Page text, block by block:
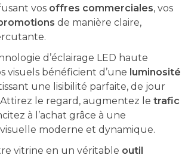
vos offres commerciales, vos
de manière claire,
d’éclairage LED haute
visuels bénéficient d’une luminosité
une lisibilité parfaite, de jour
le regard, augmentez le trafic
à l’achat grâce à une
moderne et dynamique.
vitrine en un véritable outil